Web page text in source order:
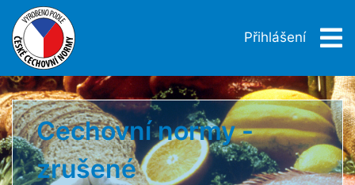
Přihlášení
Cechovní normy -
zrušené